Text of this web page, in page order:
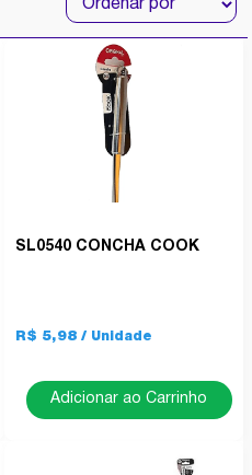
SL0540 CONCHA COOK
R$ 5,98
Adicionar ao Carrinho